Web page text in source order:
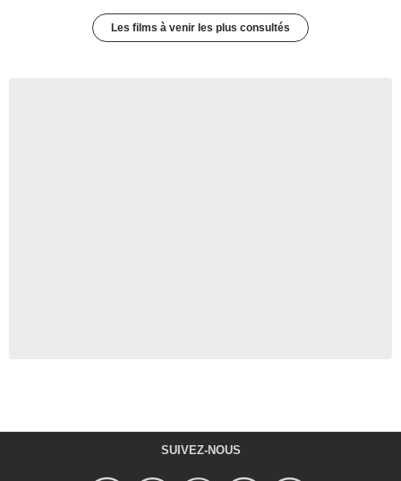
Les films à venir les plus consultés
SUIVEZ-NOUS